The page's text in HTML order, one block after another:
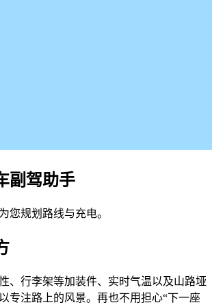
副驾助手
您规划路线与充电。
、行李架等加装件、实时气温以及山路垭
专注路上的风景。再也不用担心“下一座